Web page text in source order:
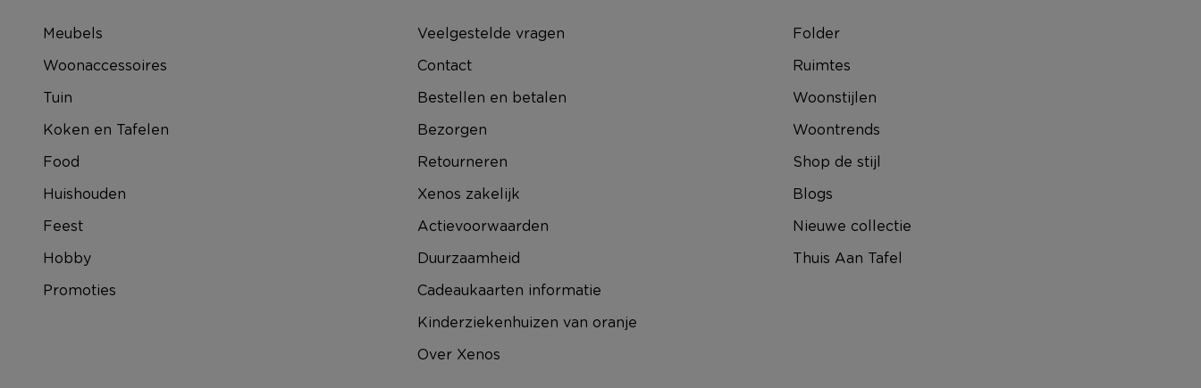
Meubels
Woonaccessoires
Tuin
Koken en Tafelen
Food
Huishouden
Feest
Hobby
Promoties
Veelgestelde vragen
Contact
Bestellen en betalen
Bezorgen
Retourneren
Xenos zakelijk
Actievoorwaarden
Duurzaamheid
Cadeaukaarten informatie
Kinderziekenhuizen van oranje
Over Xenos
Folder
Ruimtes
Woonstijlen
Woontrends
Shop de stijl
Blogs
Nieuwe collectie
Thuis Aan Tafel